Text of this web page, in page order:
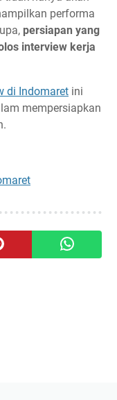
performa
persiapan yang
interview kerja
di Indomaret ini
mempersiapkan